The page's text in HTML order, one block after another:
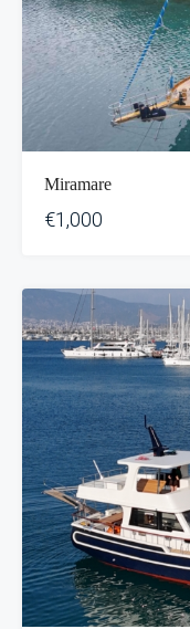
Miramare
€1,000